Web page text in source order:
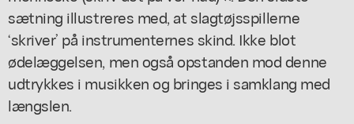
sætning illustreres med, at slagtøjsspillerne
‘skriver’ på instrumenternes skind. Ikke blot
ødelæggelsen, men også opstanden mod denne
udtrykkes i musikken og bringes i samklang med
længslen.